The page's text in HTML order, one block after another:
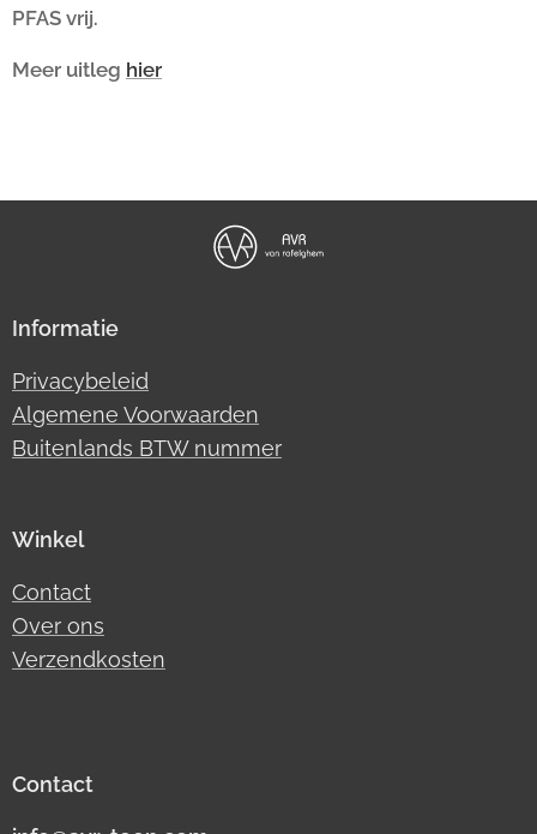
PFAS vrij.
Meer uitleg hier
Informatie
Privacybeleid
Algemene Voorwaarden
Buitenlands BTW nummer
Winkel
Contact
Over ons
Verzendkosten
Contact